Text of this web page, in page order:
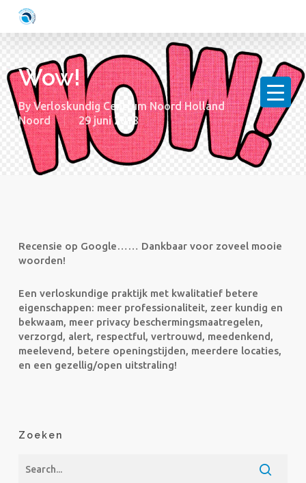
main
content
Wow!
By Verloskundig Centrum Noord Holland
Noord
29 juni 2018
Recensie op Google…… Dankbaar voor zoveel mooie
woorden!
Een verloskundige praktijk met kwalitatief betere
eigenschappen: meer professionaliteit, zeer kundig en
bekwaam, meer privacy beschermingsmaatregelen,
verzorgd, alert, respectful, vertrouwd, meedenkend,
meelevend, betere openingstijden, meerdere locaties,
en een gezellig/open uitstraling!
Zoeken